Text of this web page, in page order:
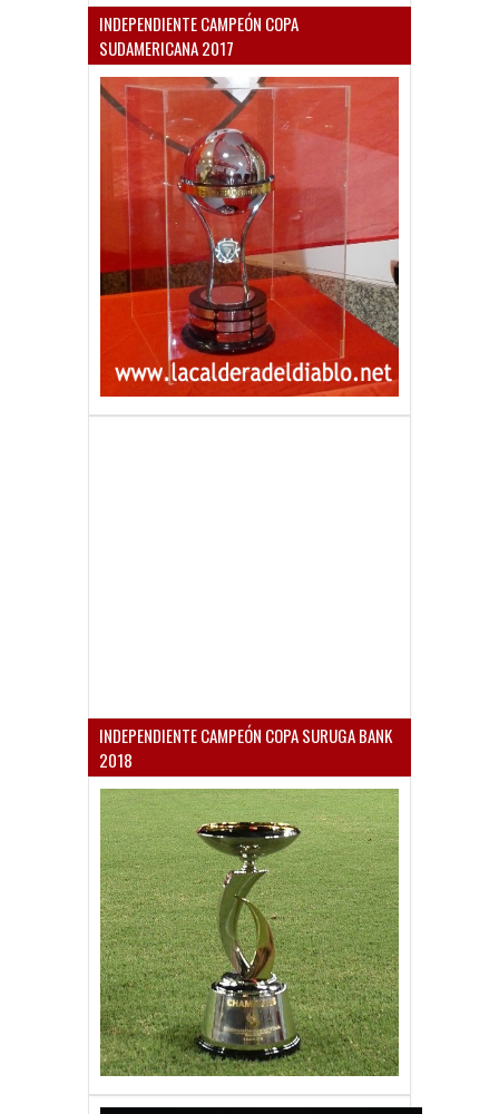
INDEPENDIENTE CAMPEÓN COPA
SUDAMERICANA 2017
INDEPENDIENTE CAMPEÓN COPA SURUGA BANK
2018